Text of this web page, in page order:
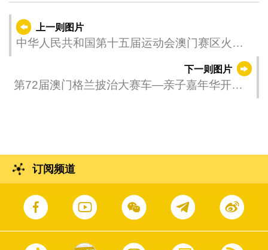
上一则图片
中华人民共和国第十五届运动会澳门赛区火炬
传递 — 收火仪式在本澳着名地标大三巴牌坊举
行。
下一则图片
第72届澳门格兰披治大赛车—亲子嘉年华开幕
订阅频道